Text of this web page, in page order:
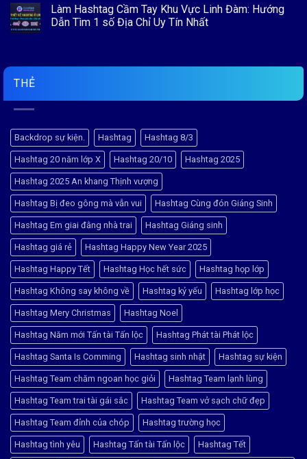
HẢO
CHO
CUỘC
Thiết
Kế,
In
bình
luận
ở
Xuân
Bắc
–
Giao
Nhanh,
Giá
Làm Hashtag Cầm Tay Khu Vực Linh Đàm: Hướng
Dẫn Tìm 1 số Địa Chỉ Uy Tín Nhất
Linh
Đàm:
Hướng
Dẫn
Tìm
1
Địa
Chỉ
Uy
Tín
Nhất
THẺ
Backdrop sự kiện. Hashtag Hashtag 8/3
Hashtag 20 năm lớp X Hashtag 20/10 Hashtag 2025
Hashtag 2025 An khang Thịnh vượng
Hashtag Bị đeo gông mà vẫn vui Hashtag Cùng đón Giáng Sinh
Hashtag Em giai đằng nhà trai Hashtag Giáng sinh
Hashtag giá rẻ Hashtag Happy New Year 2025
Hashtag Happy Tết Hashtag Học hết sức Hashtag họp lớp
Hashtag Không say không về Hashtag kỷ yếu Hashtag lớp học
Hashtag Mery Christmas Hashtag Noel
Hashtag Năm mới Tấn tài Tấn lộc Hashtag Phát tài Phát lộc
Hashtag Santa Is Comming Hashtag sinh nhật Hashtag sự kiện
Hashtag Team chăm ngoan học giỏi Hashtag Team lạnh lùng
Hashtag Team trai tài gái sắc Hashtag Team vở sạch chữ đẹp
Hashtag Team đỉnh của chóp Hashtag trường học
Hashtag tình yêu Hashtag Tấn tài Tấn lộc Hashtag Tết